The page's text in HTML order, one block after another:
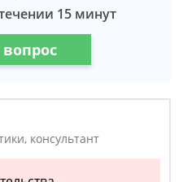
15 минут
консультант